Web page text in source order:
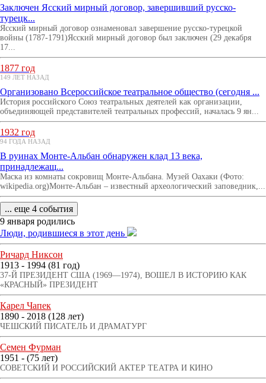
Заключен Ясский мирный договор, завершивший русско-
турецк...
Ясский мирный договор ознаменовал завершение русско-турецкой
войны (1787-1791)Ясский мирный договор был заключен (29 декабря
17...
1877 год
149 ЛЕТ НАЗАД
Организовано Всероссийское театральное общество (сегодня ...
История российского Союз театральных деятелей как организации,
объединяющей представителей театральных профессий, началась 9 ян...
1932 год
94 ГОДА НАЗАД
В руинах Монте-Альбан обнаружен клад 13 века,
принадлежащ...
Маска из комнаты сокровищ Монте-Альбана. Музей Оахаки (Фото:
wikipedia.org)Монте-Альбан – известный археологический заповедник,...
... еще 4 события
9 января родились
Люди, родившиеся в этот день
Ричард Никсон
1913 - 1994 (81 год)
37-Й ПРЕЗИДЕНТ США (1969—1974), ВОШЕЛ В ИСТОРИЮ КАК
«КРАСНЫЙ» ПРЕЗИДЕНТ
Карел Чапек
1890 - 2018 (128 лет)
ЧЕШСКИЙ ПИСАТЕЛЬ И ДРАМАТУРГ
Семен Фурман
1951 - (75 лет)
СОВЕТСКИЙ И РОССИЙСКИЙ АКТЕР ТЕАТРА И КИНО